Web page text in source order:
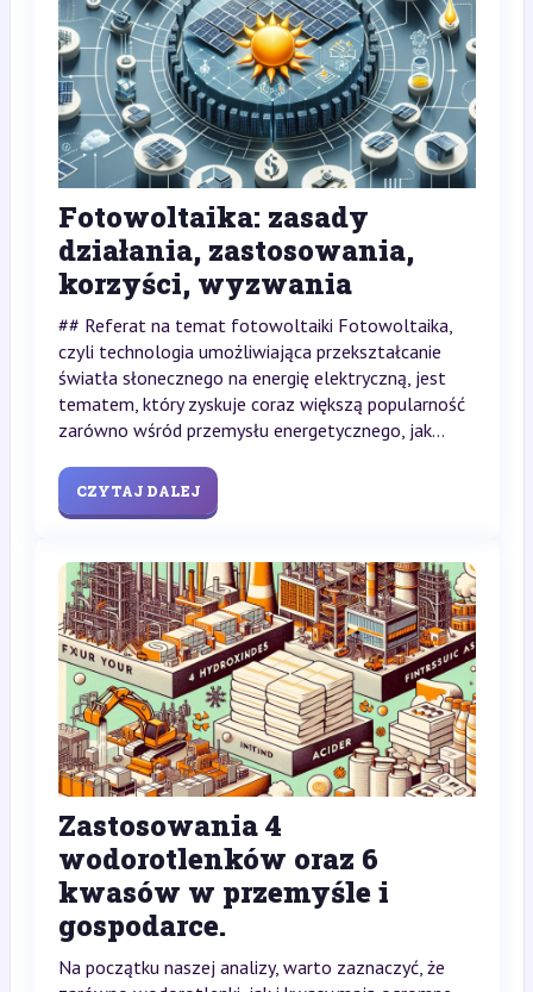
Fotowoltaika: zasady
działania, zastosowania,
korzyści, wyzwania
## Referat na temat fotowoltaiki Fotowoltaika,
czyli technologia umożliwiająca przekształcanie
światła słonecznego na energię elektryczną, jest
tematem, który zyskuje coraz większą popularność
zarówno wśród przemysłu energetycznego, jak...
CZYTAJ DALEJ
Zastosowania 4
wodorotlenków oraz 6
kwasów w przemyśle i
gospodarce.
Na początku naszej analizy, warto zaznaczyć, że